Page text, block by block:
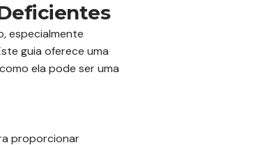
especialmente
guia oferece uma
ela pode ser uma
proporcionar